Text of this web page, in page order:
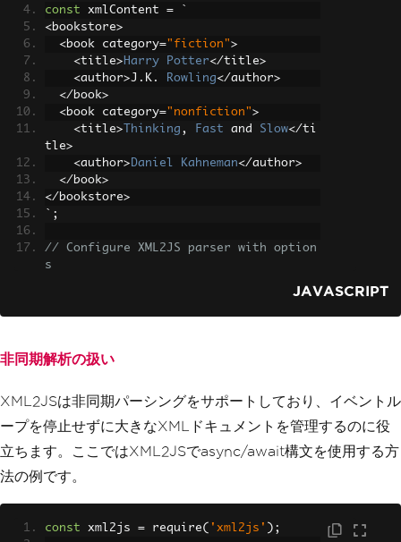
const xmlContent =
`
<bookstore>
<book category="fiction">
<title> Harry Potter</title>
<author>J . K . Rowling</author>
</ book>
<book category="nonfiction">
<title> Thinking , Fast and Slow</ti
tle>
<author> Daniel Kahneman</author>
</ book>
</ bookstore>
`;
// Configure XML2JS parser with option
s
// Converts c
hild elements to objects instead of ar
  trim
:
g whitespace from text nodes
// Parse XML content
parser
. parseString (xmlContent, ( err, r
esult) =>
{
if
    console
L:', err);
return ;
JAVASCRIPT
非同期解析の扱い
XML2JSは非同期パーシングをサポートしており、イベントル
ープを停止せずに大きなXMLドキュメントを管理するのに役
立ちます。ここではXML2JSでasync/await構文を使用する方
法の例です。
const xml2js = require( 'xml2js' );